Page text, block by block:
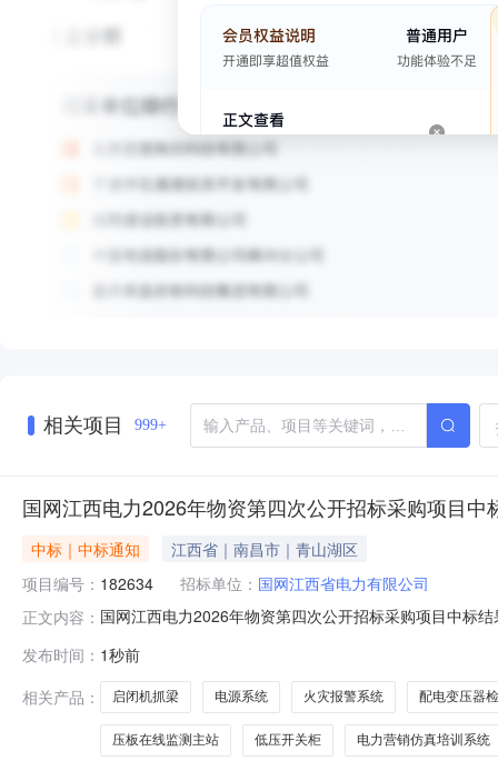
相关项目 999+
国网江西电力2026年物资第四次公开招标采购项目
中标｜中标通知
江西省｜南昌市｜青山湖区
项目编号： 182634 招标单位： 国网江西省电力有限公司
正文内容： 国网江西电力2026年物资第四次公开招标采购项目中标
发布时间： 1秒前
相关产品：
启闭机抓梁 电源系统 火灾报警系统 配电变压器
压板在线监测主站 低压开关柜 电力营销仿真培训系统